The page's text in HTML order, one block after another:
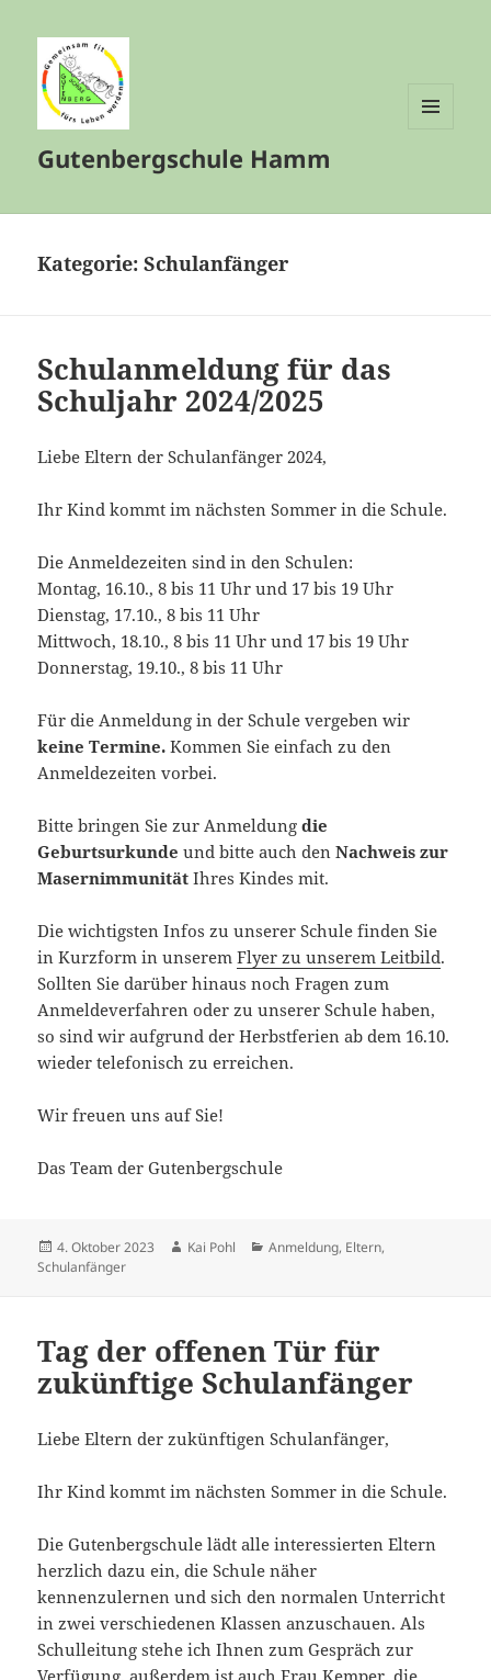
Gutenbergschule Hamm
Kategorie:Schulanfänger
Schulanmeldung für das
Schuljahr 2024/2025
Liebe Eltern der Schulanfänger 2024,
Ihr Kind kommt im nächsten Sommer in die Schule.
Die Anmeldezeiten sind in den Schulen:
Montag, 16.10., 8 bis 11 Uhr und 17 bis 19 Uhr
Dienstag, 17.10., 8 bis 11 Uhr
Mittwoch, 18.10., 8 bis 11 Uhr und 17 bis 19 Uhr
Donnerstag, 19.10., 8 bis 11 Uhr
Für die Anmeldung in der Schule vergeben wir
keine Termine. Kommen Sie einfach zu den
Anmeldezeiten vorbei.
Bitte bringen Sie zur Anmeldungdie
Geburtsurkunde und bitte auch denNachweis zur
Masernimmunität Ihres Kindes mit.
Die wichtigsten Infos zu unserer Schule finden Sie
in Kurzform in unseremFlyer zu unserem Leitbild.
Sollten Sie darüber hinaus noch Fragen zum
Anmeldeverfahren oder zu unserer Schule haben,
so sind wir aufgrund der Herbstferien ab dem 16.10.
wieder telefonisch zu erreichen.
Wir freuen uns auf Sie!
Das Team der Gutenbergschule
Veröffentlicht
am
4. Oktober 2023 Autor
Kai Pohl Kategorien
Anmeldung, Eltern,
Schulanfänger
Tag der offenen Tür für
zukünftige Schulanfänger
Liebe Eltern der zukünftigen Schulanfänger,
Ihr Kind kommt im nächsten Sommer in die Schule.
Die Gutenbergschule lädt alle interessierten Eltern
herzlich dazu ein, die Schule näher
kennenzulernen und sich den normalen Unterricht
in zwei verschiedenen Klassen anzuschauen. Als
Schulleitung stehe ich Ihnen zum Gespräch zur
Verfügung, außerdem ist auch Frau Kemper, die